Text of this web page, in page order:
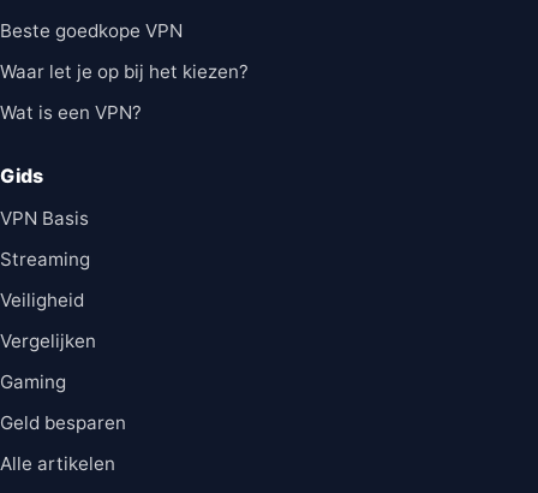
Beste goedkope VPN
Waar let je op bij het kiezen?
Wat is een VPN?
Gids
VPN Basis
Streaming
Veiligheid
Vergelijken
Gaming
Geld besparen
Alle artikelen